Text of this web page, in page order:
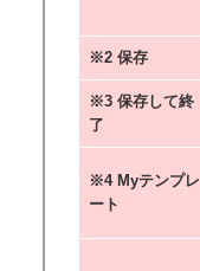
※2 保存
※3 保存して終
了
※4 Myテンプレ
ート